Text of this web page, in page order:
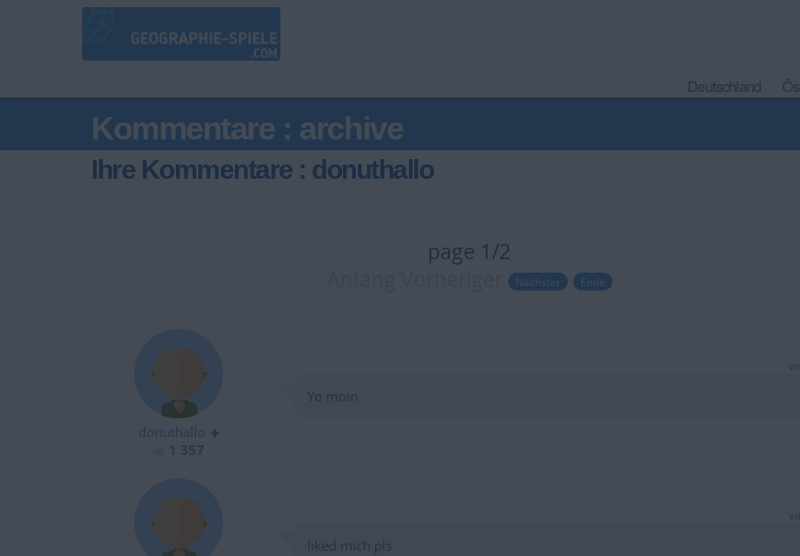
Deutschland
Kommentare : archive
Ihre Kommentare : donuthallo
page 1/2
Nächster Ende
donuthallo
Yo moin
liked mich pls